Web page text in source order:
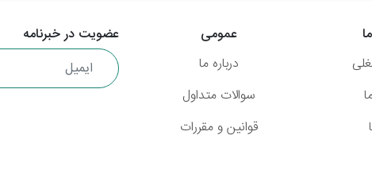
عضویت در خبرنامه
عمومی
درباره ما
سوالات متداول
قوانین و مقررات